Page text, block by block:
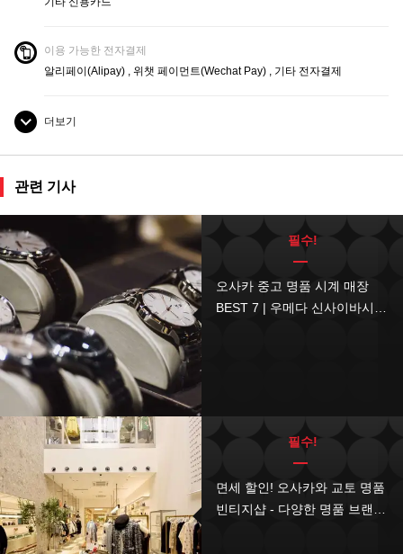
이용 가능한 전자결제
알리페이(Alipay) , 위챗 페이먼트(Wechat Pay) , 기타 전자결제
더보기
면세 카운터
ATM 있음
흡연 가능
실내 흡연 구역 있음
화장실 있음
수유실 있음
주차장 있음
관련 기사
필수!
오사카 중고 명품 시계 매장
BEST 7 | 우메다 신사이바시
필수!
면세 할인! 오사카와 교토 명품
빈티지샵 - 다양한 명품 브랜드